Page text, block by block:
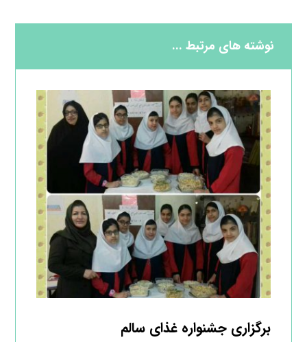
نوشته های مرتبط ...
برگزاری جشنواره غذای سالم